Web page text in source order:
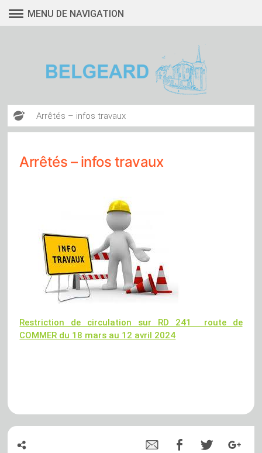
contenu
MENU DE NAVIGATION
Arrêtés – infos travaux
Arrêtés – infos travaux
Restriction de circulation sur RD 241 route de
COMMER du 18 mars au 12 avril 2024